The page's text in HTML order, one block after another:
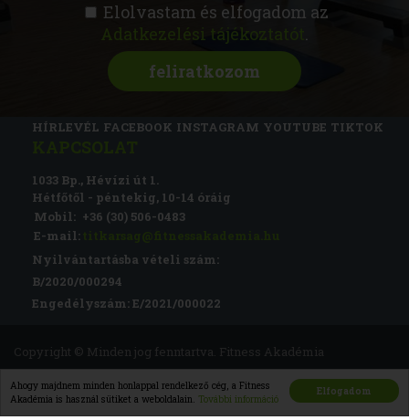
Elfogadom
Ahogy majdnem minden honlappal rendelkező cég, a Fitness
Akadémia is használ sütiket a weboldalain. További információ
Elolvastam és elfogadom az
Adatkezelési tájékoztatót .
FITNESS AKADÉMIA
RÓLUNK MAGAZIN
CSATLAKOZZ
HÍRLEVÉL FACEBOOK INSTAGRAM YOUTUBE TIKTOK
1033 Bp., Hévízi út 1.
Hétfőtől - péntekig, 10-14 óráig
Mobil: +36 (30) 506-0483
E-mail:
Nyilvántartásba vételi szám:
B/2020/000294
Engedélyszám: E/2021/000022
Copyright © Minden jog fenntartva. Fitness Akadémia
Impresszum Adatvédelem
Felhasználási feltételek
ÁSZF